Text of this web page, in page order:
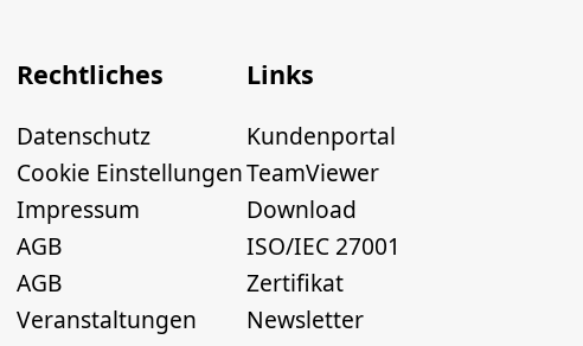
Rechtliches
Datenschutz
Cookie Einstellungen
Impressum
AGB
AGB
Veranstaltungen
Links
Kundenportal
TeamViewer
Download
ISO/IEC 27001
Zertifikat
Newsletter